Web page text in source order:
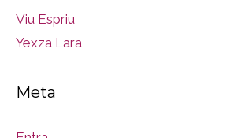
Viu Espriu
Yexza Lara
Meta